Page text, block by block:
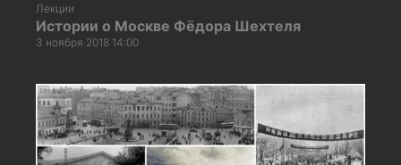
Лекции
Истории о Москве Фёдора Шехтеля
3 ноября 2018 14:00